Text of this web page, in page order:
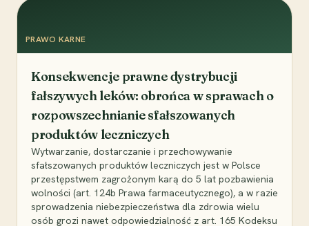
PRAWO KARNE
Konsekwencje prawne dystrybucji
fałszywych leków: obrońca w sprawach o
rozpowszechnianie sfałszowanych
produktów leczniczych
Wytwarzanie, dostarczanie i przechowywanie
sfałszowanych produktów leczniczych jest w Polsce
przestępstwem zagrożonym karą do 5 lat pozbawienia
wolności (art. 124b Prawa farmaceutycznego), a w razie
sprowadzenia niebezpieczeństwa dla zdrowia wielu
osób grozi nawet odpowiedzialność z art. 165 Kodeksu